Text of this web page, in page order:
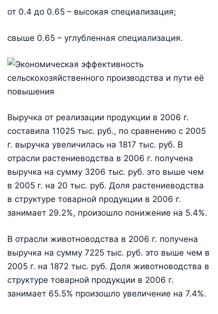
от 0.4 до 0.65 – высокая специализация;
свыше 0.65 – углубленная специализация.
Выручка от реализации продукции в 2006 г.
составила 11025 тыс. руб., по сравнению с 2005
г. выручка увеличилась на 1817 тыс. руб. В
отрасли растениеводства в 2006 г. получена
выручка на сумму 3206 тыс. руб. это выше чем
в 2005 г. на 20 тыс. руб. Доля растениеводства
в структуре товарной продукции в 2006 г.
занимает 29.2%, произошло понижение на 5.4%.
В отрасли животноводства в 2006 г. получена
выручка на сумму 7225 тыс. руб. это выше чем в
2005 г. на 1872 тыс. руб. Доля животноводства в
структуре товарной продукции в 2006 г.
занимает 65.5% произошло увеличение на 7.4%.